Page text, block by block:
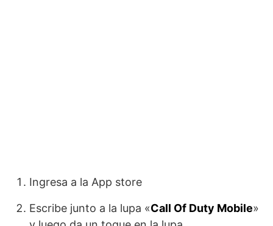
Ingresa a la App store
Escribe junto a la lupa «Call Of Duty Mobile»